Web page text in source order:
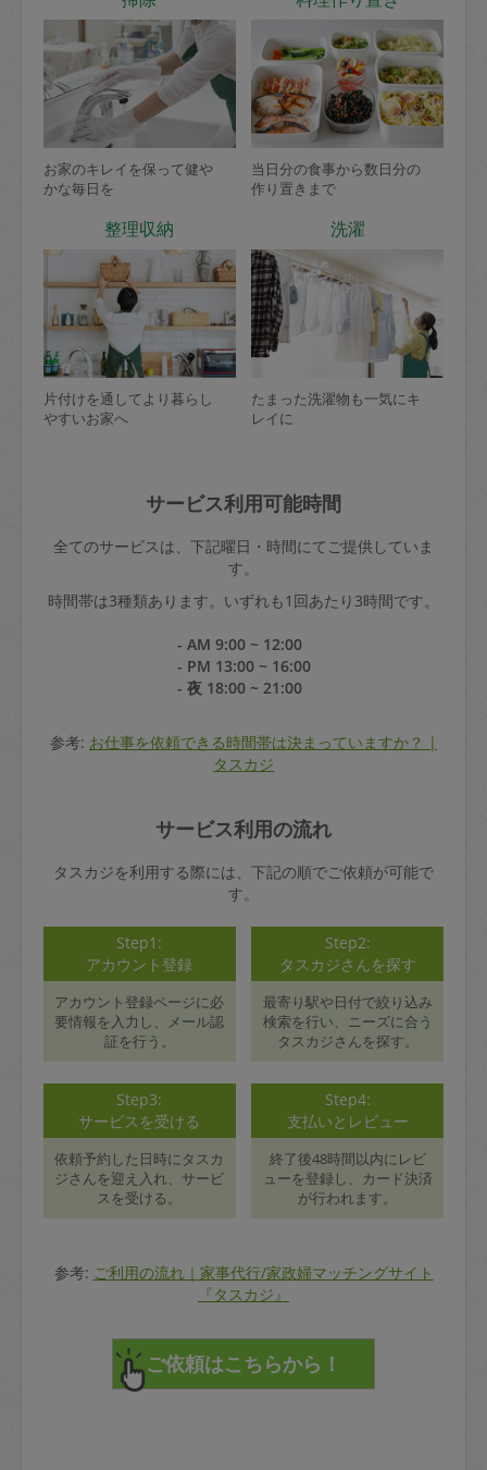
お家のキレイを保って健や
かな毎日を
当日分の食事から数日分の
作り置きまで
整理収納
片付けを通してより暮らし
やすいお家へ
洗濯
たまった洗濯物も一気にキ
レイに
サービス利用可能時間
全てのサービスは、下記曜日・時間にてご提供していま
す。
時間帯は3種類あります。いずれも1回あたり3時間です。
- AM 9:00 ~ 12:00
- PM 13:00 ~ 16:00
- 夜 18:00 ~ 21:00
参考: お仕事を依頼できる時間帯は決まっていますか？ |
タスカジ
サービス利用の流れ
タスカジを利用する際には、下記の順でご依頼が可能で
す。
Step1:
アカウント登録
アカウント登録ページに必
要情報を入力し、メール認
証を行う。
Step2:
タスカジさんを探す
最寄り駅や日付で絞り込み
検索を行い、ニーズに合う
タスカジさんを探す。
Step3:
サービスを受ける
依頼予約した日時にタスカ
ジさんを迎え入れ、サービ
スを受ける。
Step4:
支払いとレビュー
終了後48時間以内にレビ
ューを登録し、カード決済
が行われます。
参考: ご利用の流れ｜家事代行/家政婦マッチングサイト
『タスカジ』